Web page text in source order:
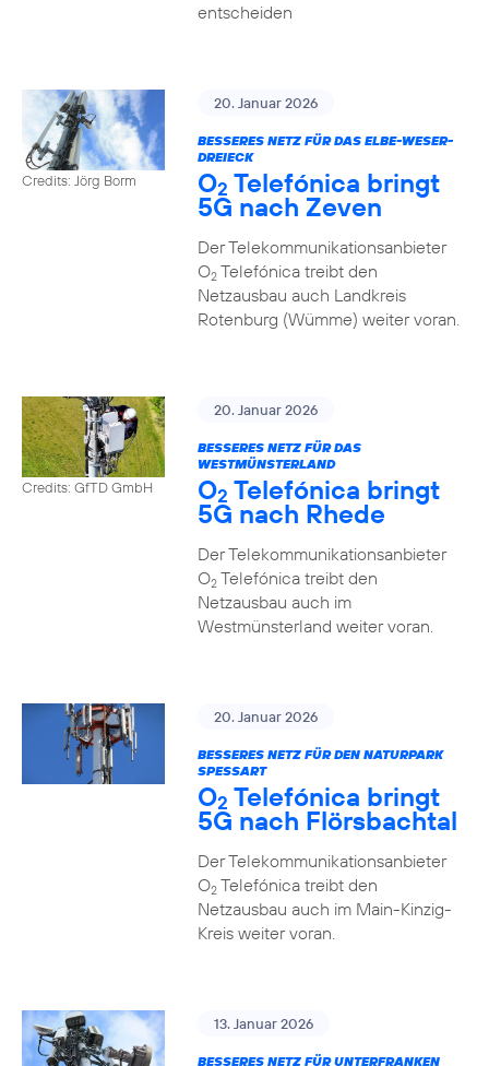
entscheiden
Credits: Jörg Borm
20. Januar 2026
BESSERES NETZ FÜR DAS ELBE-WESER-
DREIECK
O2 Telefónica bringt
5G nach Zeven
Der Telekommunikationsanbieter
O2Telefónica treibt den
Netzausbau auch Landkreis
Rotenburg (Wümme) weiter voran.
Credits: GfTD GmbH
20. Januar 2026
BESSERES NETZ FÜR DAS
WESTMÜNSTERLAND
O2 Telefónica bringt
5G nach Rhede
Der Telekommunikationsanbieter
O2Telefónica treibt den
Netzausbau auch im
Westmünsterland weiter voran.
20. Januar 2026
BESSERES NETZ FÜR DEN NATURPARK
SPESSART
O2 Telefónica bringt
5G nach Flörsbachtal
Der Telekommunikationsanbieter
O2Telefónica treibt den
Netzausbau auch im Main-Kinzig-
Kreis weiter voran.
13. Januar 2026
BESSERES NETZ FÜR UNTERFRANKEN